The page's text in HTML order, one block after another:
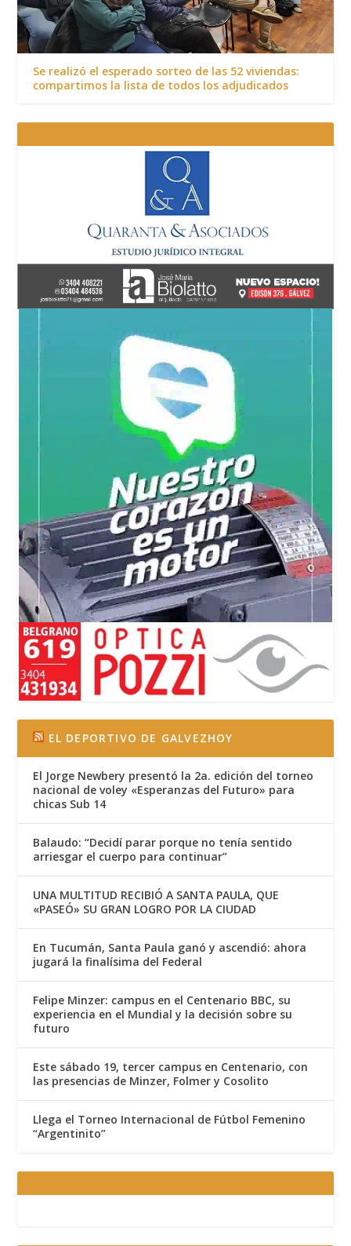
Se realizó el esperado sorteo de las 52 viviendas:
compartimos la lista de todos los adjudicados
EL DEPORTIVO DE GALVEZHOY
El Jorge Newbery presentó la 2a. edición del torneo
nacional de voley «Esperanzas del Futuro» para
chicas Sub 14
Balaudo: “Decidí parar porque no tenía sentido
arriesgar el cuerpo para continuar”
UNA MULTITUD RECIBIÓ A SANTA PAULA, QUE
«PASEÓ» SU GRAN LOGRO POR LA CIUDAD
En Tucumán, Santa Paula ganó y ascendió: ahora
jugará la finalísima del Federal
Felipe Minzer: campus en el Centenario BBC, su
experiencia en el Mundial y la decisión sobre su
futuro
Este sábado 19, tercer campus en Centenario, con
las presencias de Minzer, Folmer y Cosolito
Llega el Torneo Internacional de Fútbol Femenino
“Argentinito”